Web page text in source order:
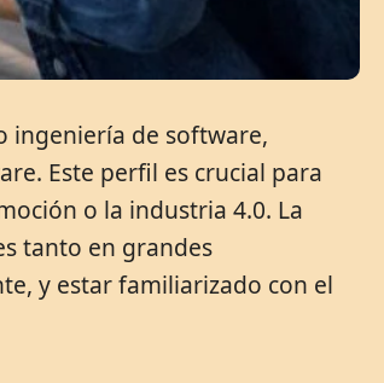
ingeniería de software,
Este perfil es crucial para
o la industria 4.0. La
tanto en grandes
y estar familiarizado con el